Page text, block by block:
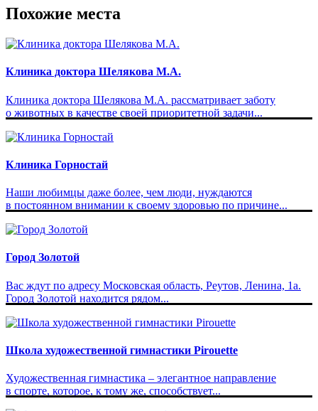
Похожие места
Клиника доктора Шелякова М.А.
Клиника доктора Шелякова М.А. рассматривает заботу
о животных в качестве своей приоритетной задачи...
Клиника Горностай
Наши любимцы даже более, чем люди, нуждаются
в постоянном внимании к своему здоровью по причине...
Город Золотой
Вас ждут по адресу Московская область, Реутов, Ленина, 1а.
Город Золотой находится рядом...
Школа художественной гимнастики Pirouette
Художественная гимнастика – элегантное направление
в спорте, которое, к тому же, способствует...